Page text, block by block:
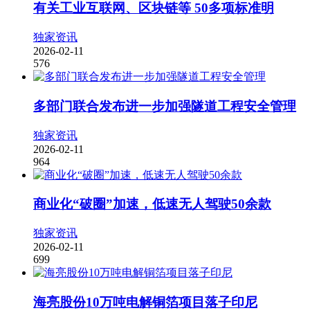
有关工业互联网、区块链等 50多项标准明
独家资讯
2026-02-11
576
多部门联合发布进一步加强隧道工程安全管理
独家资讯
2026-02-11
964
商业化“破圈”加速，低速无人驾驶50余款
独家资讯
2026-02-11
699
海亮股份10万吨电解铜箔项目落子印尼